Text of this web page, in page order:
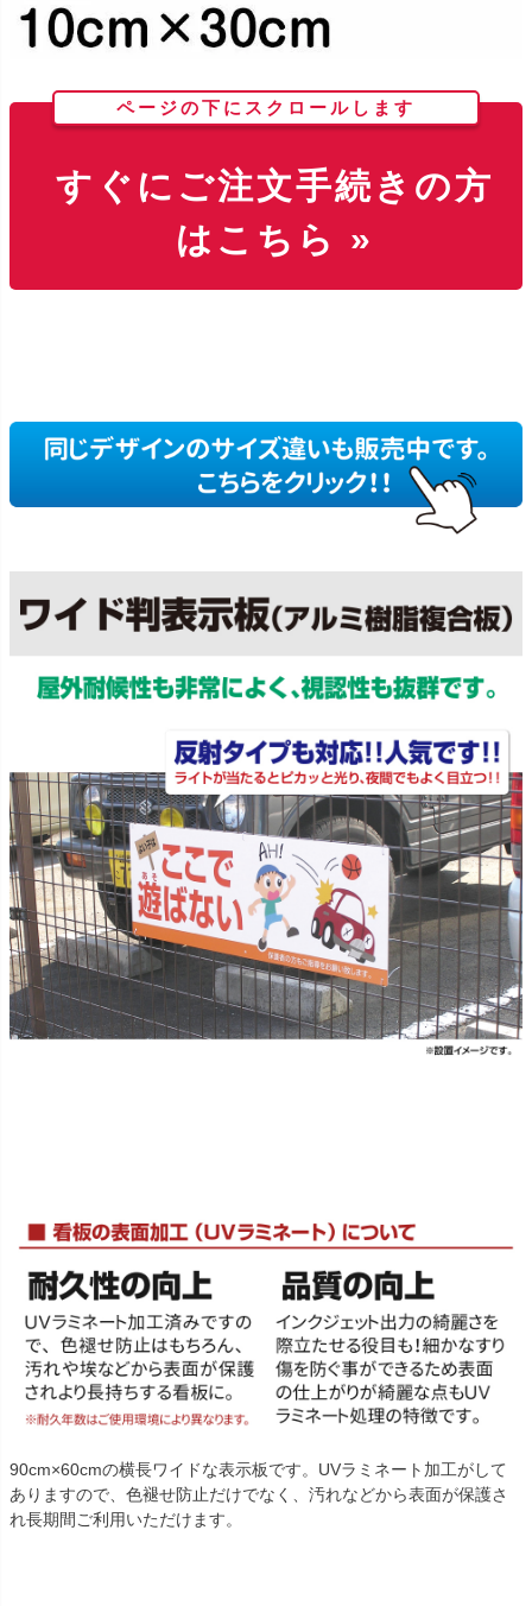
ページの下にスクロールします
すぐにご注文手続きの方
はこちら »
90cm×60cmの横長ワイドな表示板です。UVラミネート加工がして
ありますので、色褪せ防止だけでなく、汚れなどから表面が保護さ
れ長期間ご利用いただけます。